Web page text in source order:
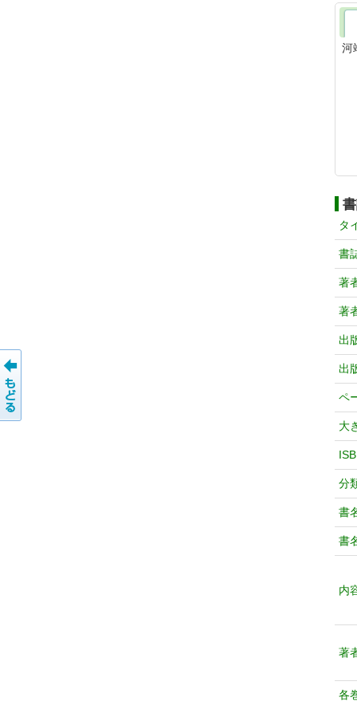
河
タ
書
著
著
出
出
ペ
大
分
書
書
内
著
各